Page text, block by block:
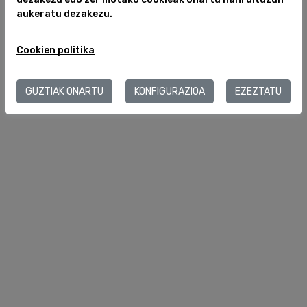
aukeratu dezakezu.
Cookien politika
GUZTIAK ONARTU KONFIGURAZIOA EZEZTATU